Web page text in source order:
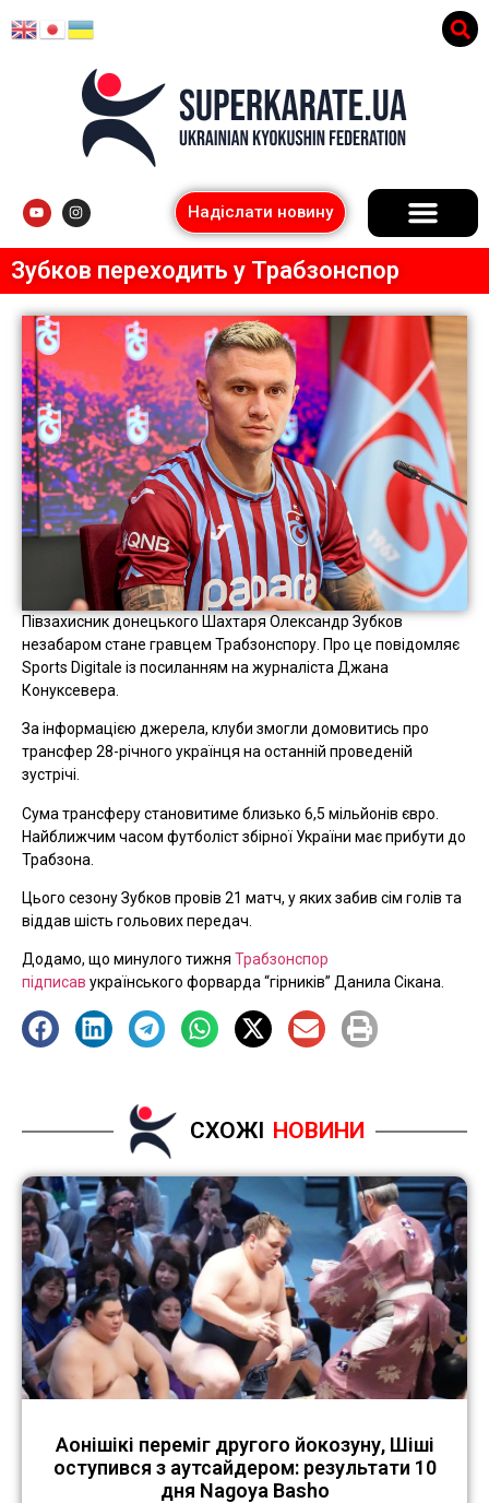
Надіслати новину
Зубков переходить у Трабзонспор
Півзахисник донецького Шахтаря Олександр Зубков
незабаром стане гравцем Трабзонспору. Про це повідомляє
Sports Digitale із посиланням на журналіста Джана
Конуксевера.
За інформацією джерела, клуби змогли домовитись про
трансфер 28-річного українця на останній проведеній
зустрічі.
Сума трансферу становитиме близько 6,5 мільйонів євро.
Найближчим часом футболіст збірної України має прибути до
Трабзона.
Цього сезону Зубков провів 21 матч, у яких забив сім голів та
віддав шість гольових передач.
Додамо, що минулого тижня Трабзонспор
підписав українського форварда “гірників” Данила Сікана.
СХОЖІ НОВИНИ
Аонішікі переміг другого йокозуну, Шіші
оступився з аутсайдером: результати 10
дня Nagoya Basho